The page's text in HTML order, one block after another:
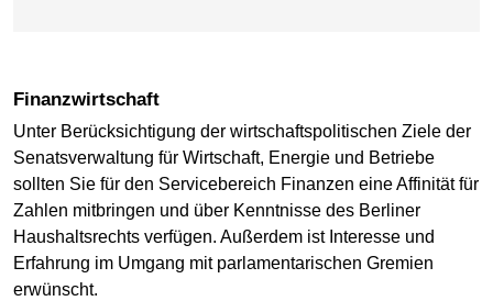
Finanzwirtschaft
Unter Berücksichtigung der wirtschaftspolitischen Ziele der
Senatsverwaltung für Wirtschaft, Energie und Betriebe
sollten Sie für den Servicebereich Finanzen eine Affinität für
Zahlen mitbringen und über Kenntnisse des Berliner
Haushaltsrechts verfügen. Außerdem ist Interesse und
Erfahrung im Umgang mit parlamentarischen Gremien
erwünscht.